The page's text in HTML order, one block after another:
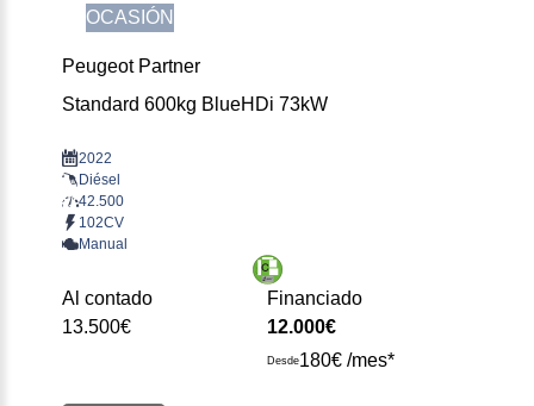
OCASIÓN
Peugeot Partner
Standard 600kg BlueHDi 73kW
2022
Diésel
42.500
102CV
Manual
Al contado
13.500€
Financiado
12.000€
Desde180€ /mes*